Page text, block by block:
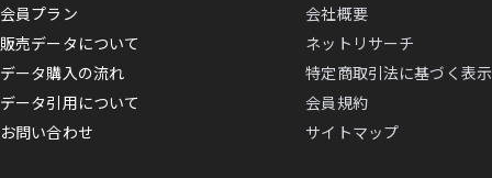
会員プラン
販売データについて
データ購入の流れ
データ引用について
お問い合わせ
会社概要
ネットリサーチ
特定商取引法に基づく表示
会員規約
サイトマップ